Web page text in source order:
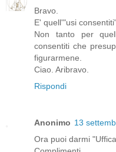
Bravo.
E' quell'"usi
Non tanto per
consentiti che
figurarmene.
Ciao. Aribravo.
Rispondi
Anonimo 13
Ora puoi darmi